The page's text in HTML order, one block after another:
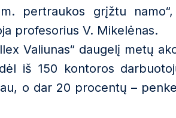
pertraukos grįžtu
profesorius V. Mikelėnas.
Valiunas“ daugelį metų
iš 150 kontoros
o dar 20 procentų –